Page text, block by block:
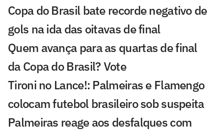
Copa do Brasil bate recorde negativo de
gols na ida das oitavas de final
Quem avança para as quartas de final
da Copa do Brasil? Vote
Tironi no Lance!: Palmeiras e Flamengo
colocam futebol brasileiro sob suspeita
Palmeiras reage aos desfalques com